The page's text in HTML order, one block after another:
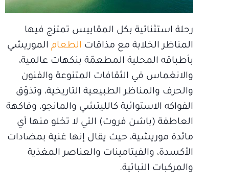
رحلة استثنائية بكل المقاييس تمتزج فيها
المناظر الخلابة مع مذاقات الطعام الموريشي
بأطباقه المحلية المطعمّة بنكهات عالمية،
والانغماس في الثقافات المتنوعة والفنون
والحرف والمناظر الطبيعية التاريخية، وتذوّق
الفواكه الاستوائية كالليتشي والمانجو، وفاكهة
العاطفة (باشن فروت) التي لا تخلو منها أي
مائدة موريشية، حيث يقال إنها غنية بمضادات
الأكسدة، والفيتامينات والعناصر المغذية
والمركبات النباتية.